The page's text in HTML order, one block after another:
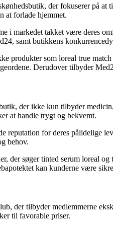
der fokuserer på
at forlade hjemmet.
i markedet takket være deres
samt butikkens
produkter som loreal true
Derudover tilbyder
der ikke kun tilbyder
at handle trygt og bekvemt.
reputation for deres pålidelige
behov.
der søger tinted serum loreal
kan kunderne være
der tilbyder medlemmerne
til favorable priser.